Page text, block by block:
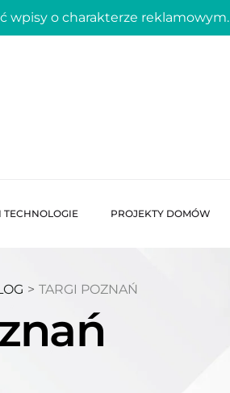
wpisy o charakterze reklamowym.
TECHNOLOGIE PROJEKTY DOMÓW
> TARGI POZNAŃ